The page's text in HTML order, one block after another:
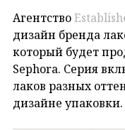
Агентство
дизайн бренда
который будет
Sephora. Серия
лаков разных
дизайне упаковки.